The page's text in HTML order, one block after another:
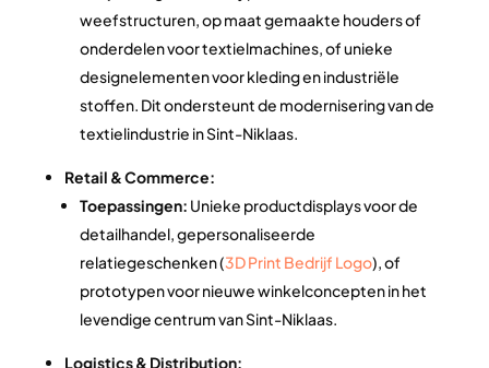
weefstructuren, op maat gemaakte houders of
onderdelen voor textielmachines, of unieke
designelementen voor kleding en industriële
stoffen. Dit ondersteunt de modernisering van de
textielindustrie in Sint-Niklaas.
Retail & Commerce:
Toepassingen: Unieke productdisplays voor de
detailhandel, gepersonaliseerde
relatiegeschenken (3D Print Bedrijf Logo), of
prototypen voor nieuwe winkelconcepten in het
levendige centrum van Sint-Niklaas.
Logistics & Distribution: